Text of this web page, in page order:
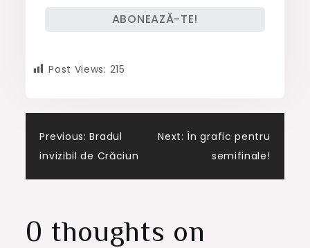
Post Views: 215
Post
navigation
Previous: Bradul
invizibil de Crăciun
Next: În grafic pentru
semifinale!
0 thoughts on